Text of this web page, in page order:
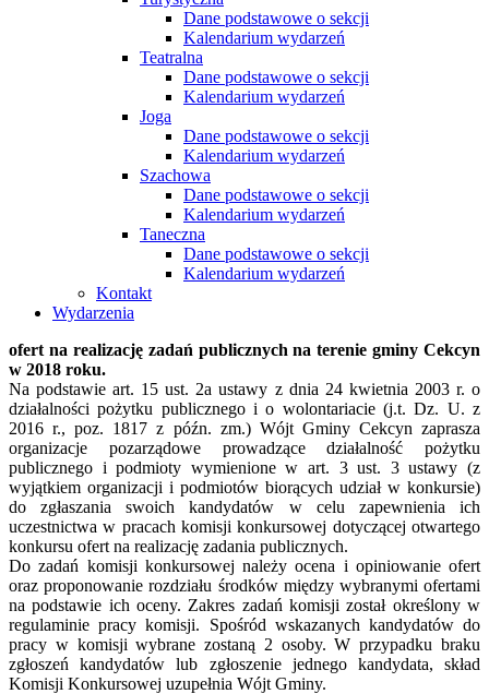
Dane podstawowe o sekcji
Kalendarium wydarzeń
Teatralna
Dane podstawowe o sekcji
Kalendarium wydarzeń
Joga
Dane podstawowe o sekcji
Kalendarium wydarzeń
Szachowa
Dane podstawowe o sekcji
Kalendarium wydarzeń
Taneczna
Dane podstawowe o sekcji
Kalendarium wydarzeń
Kontakt
Wydarzenia
ofert na realizację zadań publicznych na terenie gminy Cekcyn
w 2018 roku.
Na podstawie art. 15 ust. 2a ustawy z dnia 24 kwietnia 2003 r. o
działalności pożytku publicznego i o wolontariacie (j.t. Dz. U. z
2016 r., poz. 1817 z późn. zm.) Wójt Gminy Cekcyn zaprasza
organizacje pozarządowe prowadzące działalność pożytku
publicznego i podmioty wymienione w art. 3 ust. 3 ustawy (z
wyjątkiem organizacji i podmiotów biorących udział w konkursie)
do zgłaszania swoich kandydatów w celu zapewnienia ich
uczestnictwa w pracach komisji konkursowej dotyczącej otwartego
konkursu ofert na realizację zadania publicznych.
Do zadań komisji konkursowej należy ocena i opiniowanie ofert
oraz proponowanie rozdziału środków między wybranymi ofertami
na podstawie ich oceny. Zakres zadań komisji został określony w
regulaminie pracy komisji. Spośród wskazanych kandydatów do
pracy w komisji wybrane zostaną 2 osoby. W przypadku braku
zgłoszeń kandydatów lub zgłoszenie jednego kandydata, skład
Komisji Konkursowej uzupełnia Wójt Gminy.